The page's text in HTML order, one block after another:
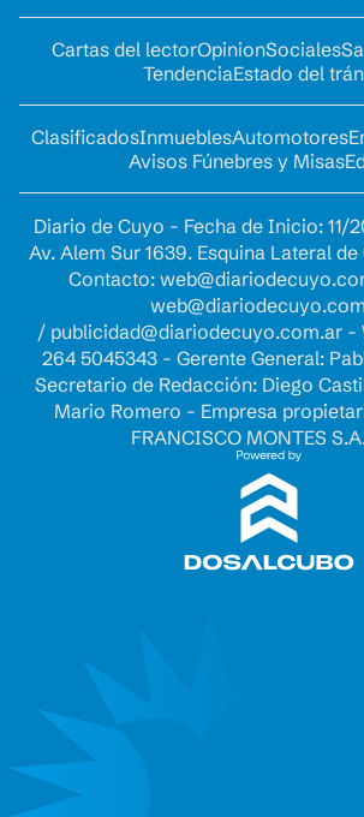
Cartas del lectorOpinionSociales
TendenciaEstado del
ClasificadosInmueblesAutomotores
Avisos Fúnebres y Misas
Diario de Cuyo - Fecha de Inicio: 11/
Av. Alem Sur 1639. Esquina Lateral
Contacto:
/ publicidad@diariodecuyo.com.ar-
264 5045343 - Gerente General:
Secretario de Redacción: Diego
Mario Romero - Empresa
FRANCISCO MONTES